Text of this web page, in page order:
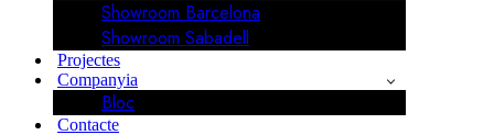
Showroom Barcelona
Showroom Sabadell
Projectes
Companyia
Bloc
Contacte